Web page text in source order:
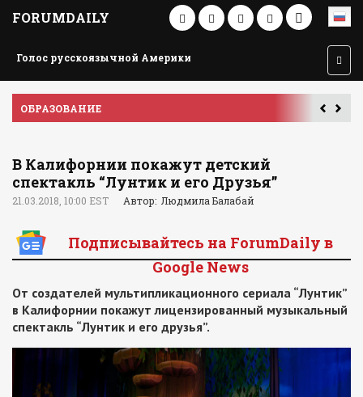
FORUMDAILY
Голос русскоязычной Америки
ОБРАЗОВАНИЕ
В Калифорнии покажут детский
спектакль “Лунтик и его Друзья”
21.03.2018, 10:00 EST Автор: Людмила Балабай
Подписывайтесь на ForumDaily в
Google News
От создателей мультипликационного сериала “Лунтик”
в Калифорнии покажут лицензированный музыкальный
спектакль “Лунтик и его друзья”.